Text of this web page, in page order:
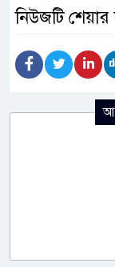
নিউজটি